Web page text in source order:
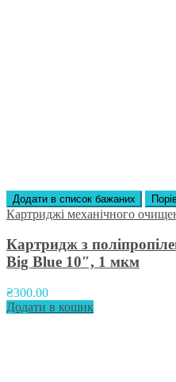
Додати в список бажаних
Картриджі механічного
Картридж з
Big Blue 10″, 1 мкм
₴300.00
Додати в кошик